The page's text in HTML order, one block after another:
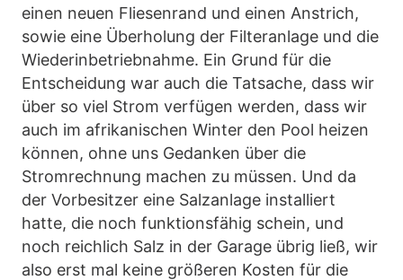
einen neuen Fliesenrand und einen Anstrich,
sowie eine Überholung der Filteranlage und die
Wiederinbetriebnahme. Ein Grund für die
Entscheidung war auch die Tatsache, dass wir
über so viel Strom verfügen werden, dass wir
auch im afrikanischen Winter den Pool heizen
können, ohne uns Gedanken über die
Stromrechnung machen zu müssen. Und da
der Vorbesitzer eine Salzanlage installiert
hatte, die noch funktionsfähig schein, und
noch reichlich Salz in der Garage übrig ließ, wir
also erst mal keine größeren Kosten für die